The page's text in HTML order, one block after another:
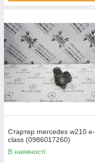
Стартер mercedes w210 e-
class (0986017260)
В наявності